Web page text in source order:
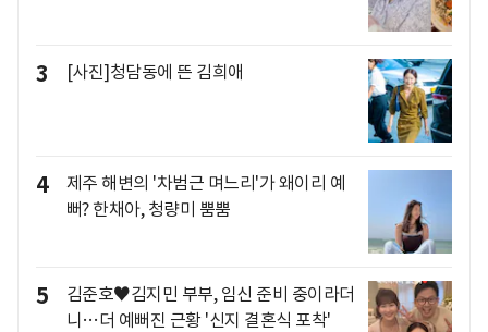
3 [사진]청담동에 뜬 김희애
4
제주 해변의 '차범근 며느리'가 왜이리 예
뻐? 한채아, 청량미 뿜뿜
5
김준호♥김지민 부부, 임신 준비 중이라더
니…더 예뻐진 근황 '신지 결혼식 포착'